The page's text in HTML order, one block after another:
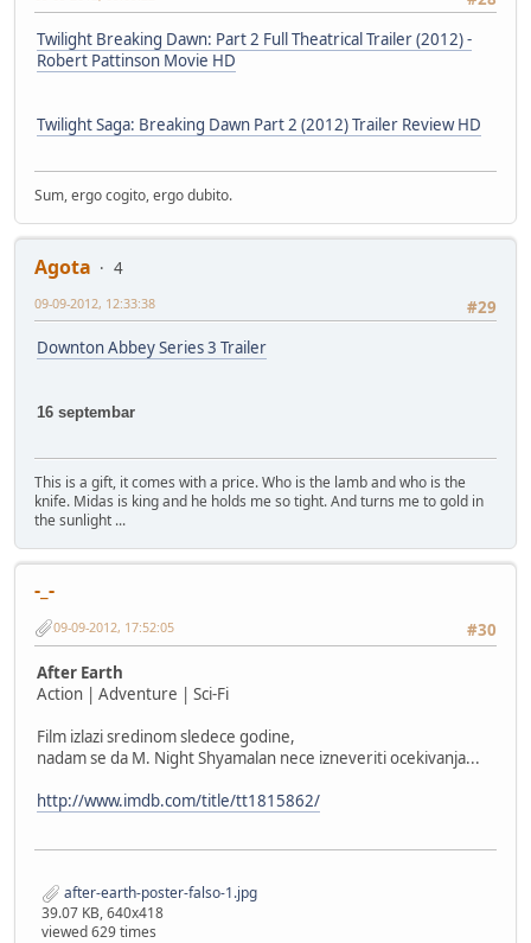
Twilight Breaking Dawn: Part 2 Full Theatrical Trailer (2012) -
Robert Pattinson Movie HD
Twilight Saga: Breaking Dawn Part 2 (2012) Trailer Review HD
Sum, ergo cogito, ergo dubito.
Agota
4
#29
09-09-2012, 12:33:38
Downton Abbey Series 3 Trailer
16 septembar
This is a gift, it comes with a price. Who is the lamb and who is the
knife. Midas is king and he holds me so tight. And turns me to gold in
the sunlight ...
-_-
#30
09-09-2012, 17:52:05
After Earth
Action | Adventure | Sci-Fi
Film izlazi sredinom sledece godine,
nadam se da M. Night Shyamalan nece izneveriti ocekivanja...
http://www.imdb.com/title/tt1815862/
after-earth-poster-falso-1.jpg
39.07 KB, 640x418
viewed 629 times